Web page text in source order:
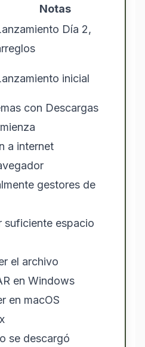
Notas
Día 2,
inicial
con Descargas
a internet
gestores de
suficiente espacio
el archivo
en Windows
en macOS
se descargó